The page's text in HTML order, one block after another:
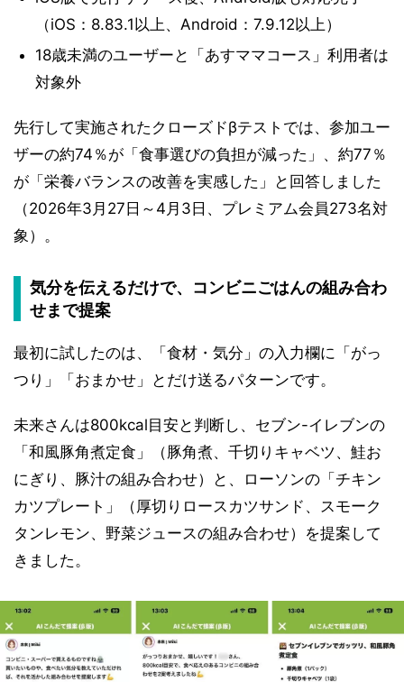
（iOS：8.83.1以上、Android：7.9.12以上）
18歳未満のユーザーと「あすママコース」利用者は
対象外
先行して実施されたクローズドβテストでは、参加ユー
ザーの約74％が「食事選びの負担が減った」、約77％
が「栄養バランスの改善を実感した」と回答しました
（2026年3月27日～4月3日、プレミアム会員273名対
象）。
気分を伝えるだけで、コンビニごはんの組み合わ
せまで提案
最初に試したのは、「食材・気分」の入力欄に「がっ
つり」「おまかせ」とだけ送るパターンです。
未来さんは800kcal目安と判断し、セブン-イレブンの
「和風豚角煮定食」（豚角煮、千切りキャベツ、鮭お
にぎり、豚汁の組み合わせ）と、ローソンの「チキン
カツプレート」（厚切りロースカツサンド、スモーク
タンレモン、野菜ジュースの組み合わせ）を提案して
きました。